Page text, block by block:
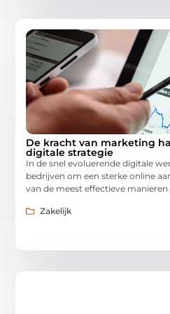
De kracht van marketing
digitale strategie
In de snel evoluerende digitale
bedrijven om een sterke online
van de meest effectieve
Zakelijk